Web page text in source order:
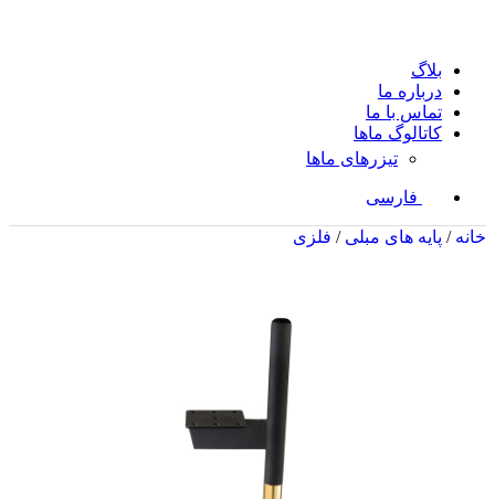
بلاگ
درباره ما
تماس با ما
کاتالوگ ماها
تیزرهای ماها
فارسی
خانه/ پایه های مبلی/ فلزی